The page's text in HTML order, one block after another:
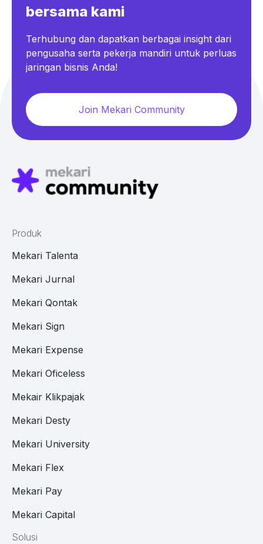
bersama kami
Terhubung dan dapatkan berbagai insight dari
pengusaha serta pekerja mandiri untuk perluas
jaringan bisnis Anda!
Join Mekari Community
Produk
Mekari Talenta
Mekari Jurnal
Mekari Qontak
Mekari Sign
Mekari Expense
Mekari Oficeless
Mekair Klikpajak
Mekari Desty
Mekari University
Mekari Flex
Mekari Pay
Mekari Capital
Solusi